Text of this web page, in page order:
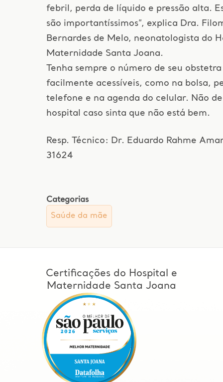
febril, perda de líquido e pressão alta.
são importantíssimos”, explica Dra.
Bernardes de Melo, neonatologista do
Maternidade Santa Joana.
Tenha sempre o número de seu
facilmente acessíveis, como na bolsa,
telefone e na agenda do celular. Não
hospital caso sinta que não está bem.
Resp. Técnico: Dr. Eduardo Rahme
31624
Categorias
Saúde da mãe
Certificações do Hospital e
Maternidade Santa Joana